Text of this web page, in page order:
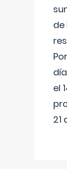
de
el
21